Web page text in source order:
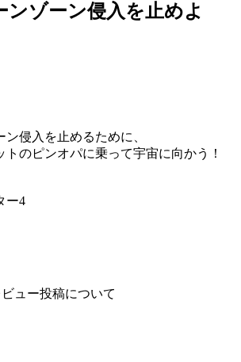
ンゾーン侵入を止めよ
侵入を止めるために、
のピンオパに乗って宇宙に向かう！
ー4
ュー投稿について